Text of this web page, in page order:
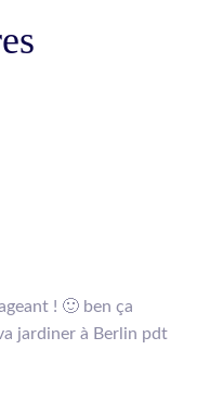
! 🙂 ben ça
jardiner à Berlin pdt